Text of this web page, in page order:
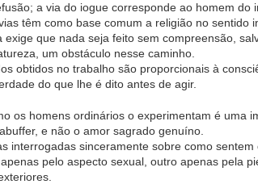
a via do iogue corresponde ao homem do
têm como base comum a religião no
exige que nada seja feito sem compreensão,
um obstáculo nesse caminho.
obtidos no trabalho são proporcionais à
do que lhe é dito antes de agir.
os homens ordinários o experimentam é uma
e não o amor sagrado genuíno.
interrogadas sinceramente sobre como
pelo aspecto sexual, outro apenas pela